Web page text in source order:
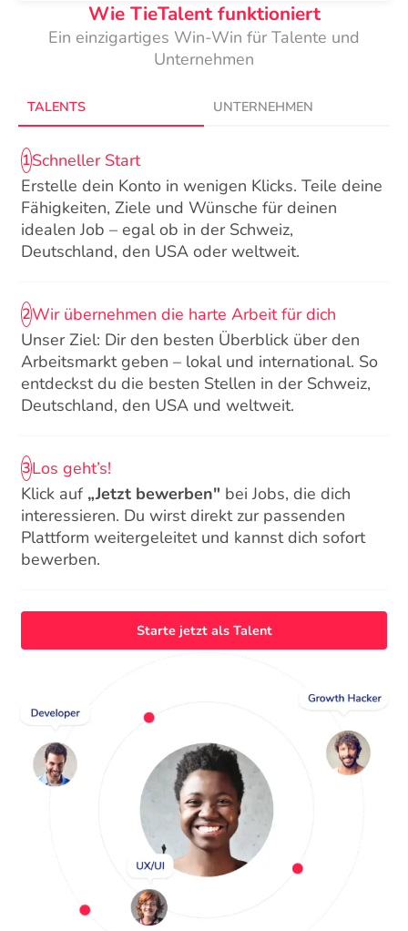
Wie TieTalent funktioniert
Ein einzigartiges Win-Win für Talente und
Unternehmen
TALENTS UNTERNEHMEN
1Schneller Start
Erstelle dein Konto in wenigen Klicks. Teile deine
Fähigkeiten, Ziele und Wünsche für deinen
idealen Job – egal ob in der Schweiz,
Deutschland, den USA oder weltweit.
2Wir übernehmen die harte Arbeit für dich
Unser Ziel: Dir den besten Überblick über den
Arbeitsmarkt geben – lokal und international. So
entdeckst du die besten Stellen in der Schweiz,
Deutschland, den USA und weltweit.
3Los geht’s!
Klick auf „Jetzt bewerben" bei Jobs, die dich
interessieren. Du wirst direkt zur passenden
Plattform weitergeleitet und kannst dich sofort
bewerben.
Starte jetzt als Talent